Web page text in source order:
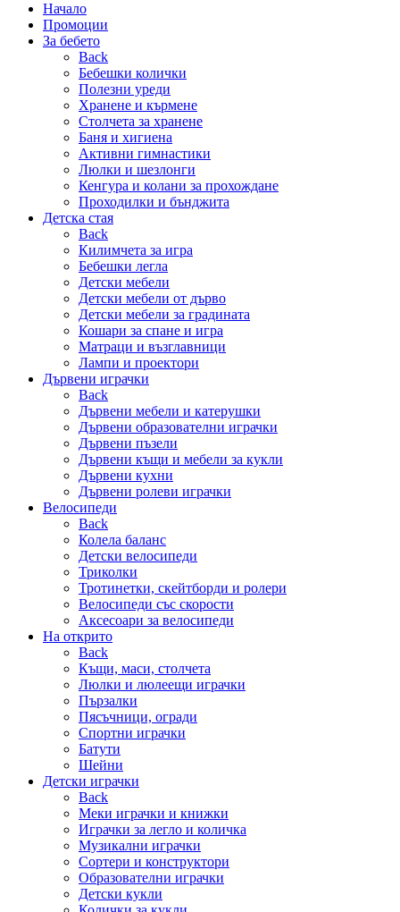
Начало
Промоции
За бебето
Back
Бебешки колички
Полезни уреди
Хранене и кърмене
Столчета за хранене
Баня и хигиена
Активни гимнастики
Люлки и шезлонги
Кенгура и колани за прохождане
Проходилки и бънджита
Детска стая
Back
Килимчета за игра
Бебешки легла
Детски мебели
Детски мебели от дърво
Детски мебели за градината
Кошари за спане и игра
Матраци и възглавници
Лампи и проектори
Дървени играчки
Back
Дървени мебели и катерушки
Дървени образователни играчки
Дървени пъзели
Дървени къщи и мебели за кукли
Дървени кухни
Дървени ролеви играчки
Велосипеди
Back
Колела баланс
Детски велосипеди
Триколки
Тротинетки, скейтборди и ролери
Велосипеди със скорости
Аксесоари за велосипеди
На открито
Back
Къщи, маси, столчета
Люлки и люлеещи играчки
Пързалки
Пясъчници, огради
Спортни играчки
Батути
Шейни
Детски играчки
Back
Меки играчки и книжки
Играчки за легло и количка
Музикални играчки
Сортери и конструктори
Образователни играчки
Детски кукли